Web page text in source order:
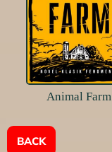
Animal Farm
BACK